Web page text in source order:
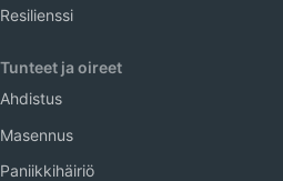
Resilienssi
Tunteet ja oireet
Ahdistus
Masennus
Paniikkihäiriö